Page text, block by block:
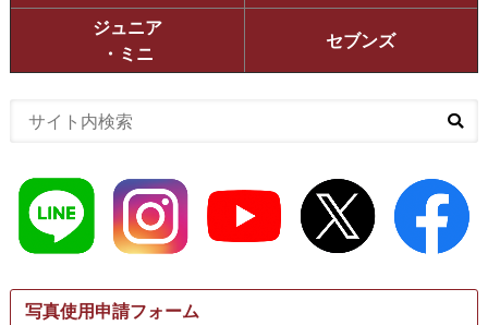
ジュニア
・ミニ
セブンズ
写真使用申請フォーム